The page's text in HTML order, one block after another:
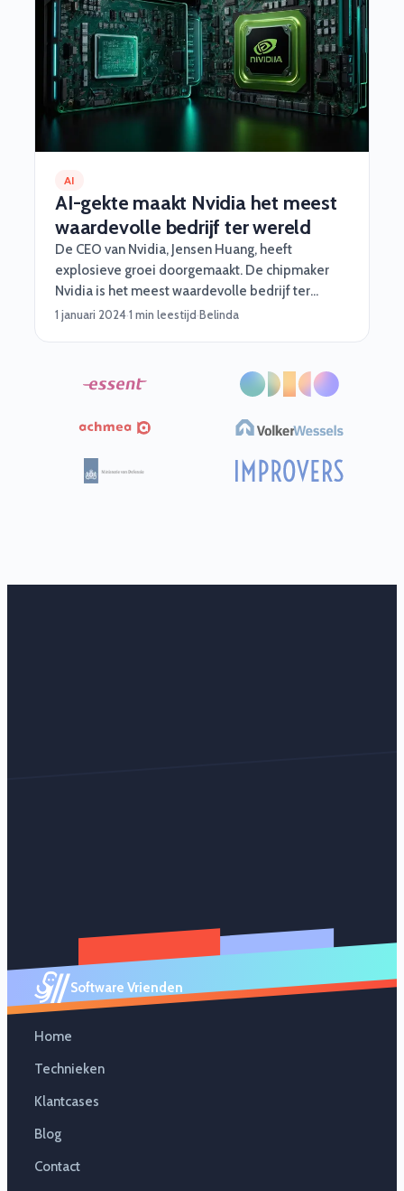
ze een gamechanger voor developers? Let’s dive
in!
AI
AI-gekte maakt Nvidia het meest
waardevolle bedrijf ter wereld
De CEO van Nvidia, Jensen Huang, heeft
explosieve groei doorgemaakt. De chipmaker
Nvidia is het meest waardevolle bedrijf ter
wereld geworden nadat de aandelenkoers
1 januari 2024·1 min leestijd·Belinda
Software Vrienden
Home
Technieken
Klantcases
Blog
Contact